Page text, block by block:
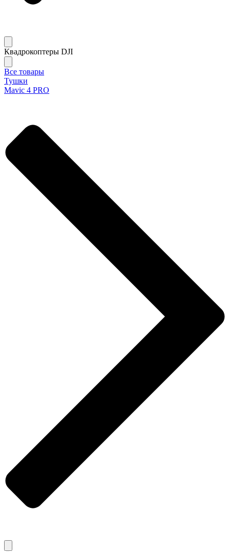
Квадрокоптеры DJI
Все товары
Тушки
Mavic 4 PRO